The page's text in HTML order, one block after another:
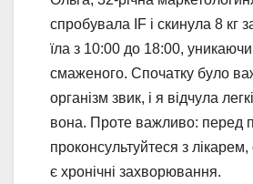
спробувала IF і скинула 8 кг
їла з 10:00 до 18:00,
смаженого. Спочатку було
організм звик, і я відчула
вона. Проте важливо: перед
проконсультуйтеся з
є хронічні захворювання.